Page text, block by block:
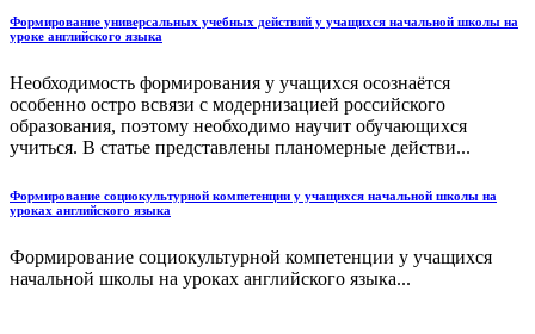
Формирование универсальных учебных действий у учащихся начальной школы на
уроке английского языка
Необходимость формирования у учащихся осознаётся
особенно остро всвязи с модернизацией российского
образования, поэтому необходимо научит обучающихся
учиться. В статье представлены планомерные действи...
Формирование социокультурной компетенции у учащихся начальной школы на
уроках английского языка
Формирование социокультурной компетенции у учащихся
начальной школы на уроках английского языка...